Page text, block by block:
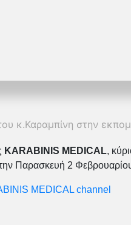
κ.Καραμπίνη στην
KARABINIS MEDICAL,
την Παρασκευή 2
MEDICAL channel